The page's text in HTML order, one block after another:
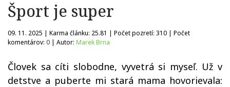
Šport je super
09. 11. 2025 | Karma článku: 25.81 | Počet pozretí: 310 | Počet
komentárov: 0 | Autor: Marek Brna
Človek sa cíti slobodne, vyvetrá si myseľ. Už v
detstve a puberte mi stará mama hovorievala: